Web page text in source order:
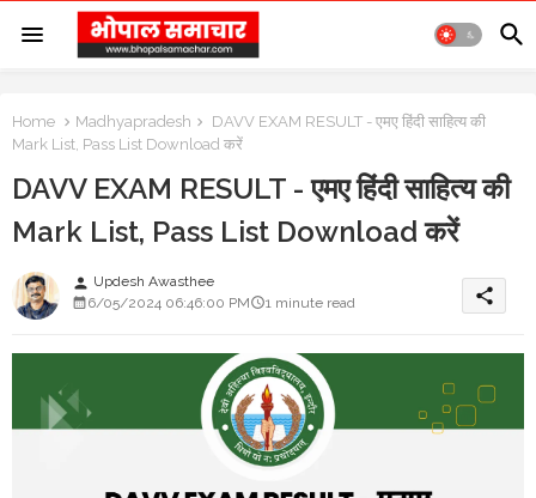
Home Madhyapradesh
DAVV EXAM RESULT - एमए हिंदी साहित्य की
Mark List, Pass List Download करें
DAVV EXAM RESULT - एमए हिंदी साहित्य की
Mark List, Pass List Download करें
person Updesh Awasthee
6/05/2024 06:46:00 PM
1 minute read share